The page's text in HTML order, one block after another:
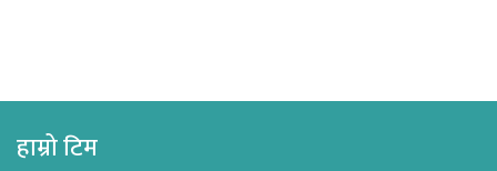
हाम्रो टिम